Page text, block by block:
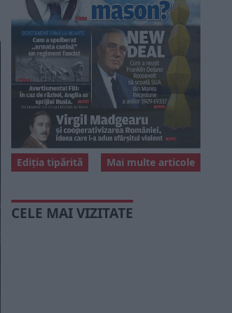
Mai multe articole
Ediția tipărită
CELE MAI VIZITATE